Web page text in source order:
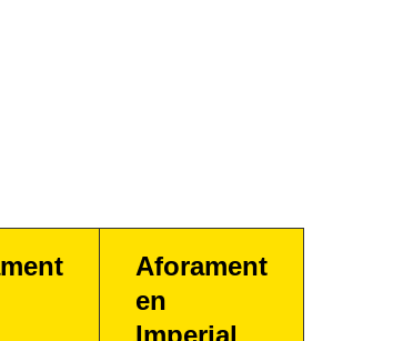
Aforament
en
Imperial